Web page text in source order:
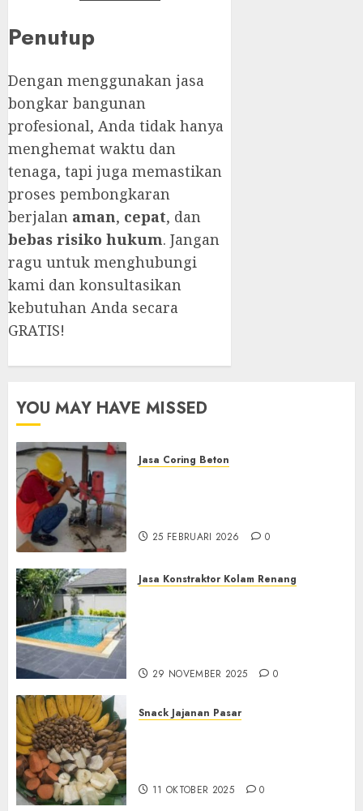
Penutup
Dengan menggunakan jasa
bongkar bangunan
profesional, Anda tidak hanya
menghemat waktu dan
tenaga, tapi juga memastikan
proses pembongkaran
berjalan aman, cepat, dan
bebas risiko hukum. Jangan
ragu untuk menghubungi
kami dan konsultasikan
kebutuhan Anda secara
GRATIS!
YOU MAY HAVE MISSED
Jasa Coring Beton
25 FEBRUARI 2026 0
Jasa Konstraktor Kolam Renang
29 NOVEMBER 2025 0
Snack Jajanan Pasar
11 OKTOBER 2025 0